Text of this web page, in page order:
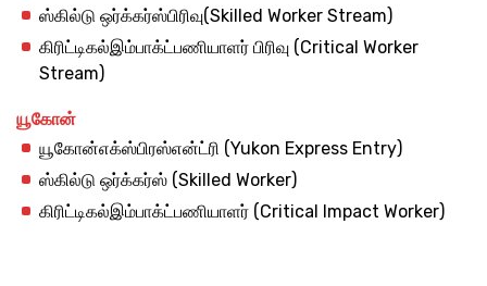
ஸ்கில்டு ஒர்க்கர்ஸ்பிரிவு(Skilled Worker Stream)
கிரிட்டிகல்இம்பாக்ட்பணியாளர் பிரிவு (Critical Worker
Stream)
யூகோன்
யூகோன்எக்ஸ்பிரஸ்என்ட்ரி (Yukon Express Entry)
ஸ்கில்டு ஒர்க்கர்ஸ் (Skilled Worker)
கிரிட்டிகல்இம்பாக்ட்பணியாளர் (Critical Impact Worker)